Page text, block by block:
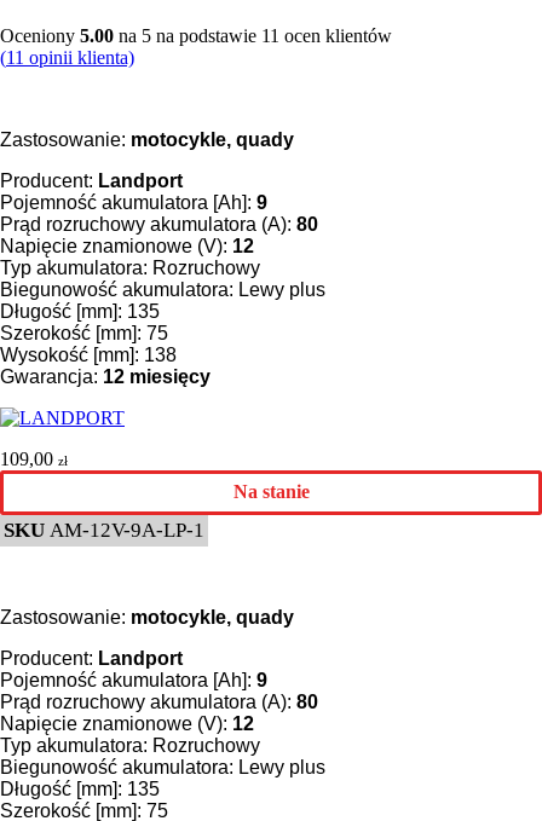
Oceniony 5.00 na 5 na podstawie 11 ocen klientów
(11 opinii klienta)
Zastosowanie: motocykle, quady
Producent: Landport
Pojemność akumulatora [Ah]: 9
Prąd rozruchowy akumulatora (A): 80
Napięcie znamionowe (V): 12
Typ akumulatora: Rozruchowy
Biegunowość akumulatora: Lewy plus
Długość [mm]: 135
Szerokość [mm]: 75
Wysokość [mm]: 138
Gwarancja: 12 miesięcy
109,00 zł
Na stanie
SKU AM-12V-9A-LP-1
Zastosowanie: motocykle, quady
Producent: Landport
Pojemność akumulatora [Ah]: 9
Prąd rozruchowy akumulatora (A): 80
Napięcie znamionowe (V): 12
Typ akumulatora: Rozruchowy
Biegunowość akumulatora: Lewy plus
Długość [mm]: 135
Szerokość [mm]: 75